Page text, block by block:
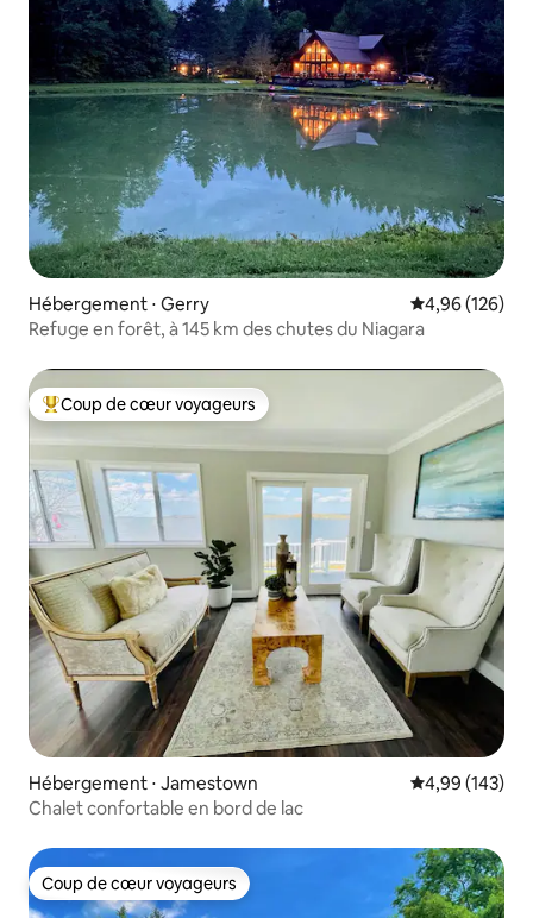
Hébergement ⋅ Gerry Évaluation
4,96 (126)
Refuge en forêt, à 145 km des chutes du Niagara
Coups de cœur voyageurs les plus appréciés
Coup de cœur voyageurs
Hébergement ⋅ Jamestown Évaluation
4,99 (143)
Chalet confortable en bord de lac
Coup de cœur voyageurs
Coup de cœur voyageurs